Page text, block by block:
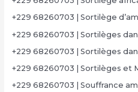
+229 68260703 | Sortilège
+229 68260703 | Sortilèges
+229 68260703 | Sortilèges
+229 68260703 | Sortilèges et
+229 68260703 | Souffrance